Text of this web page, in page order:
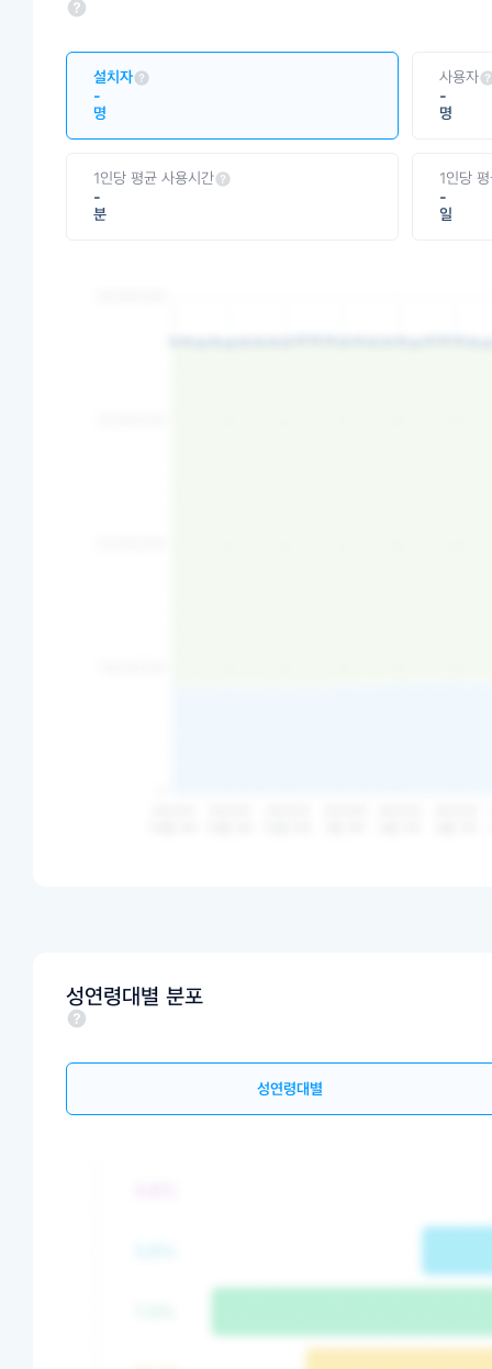
설치자
-
명
사용자
-
명
1인당 평균 사용시간
-
분
1인당
-
일
성연령대별 분포
성연령대별